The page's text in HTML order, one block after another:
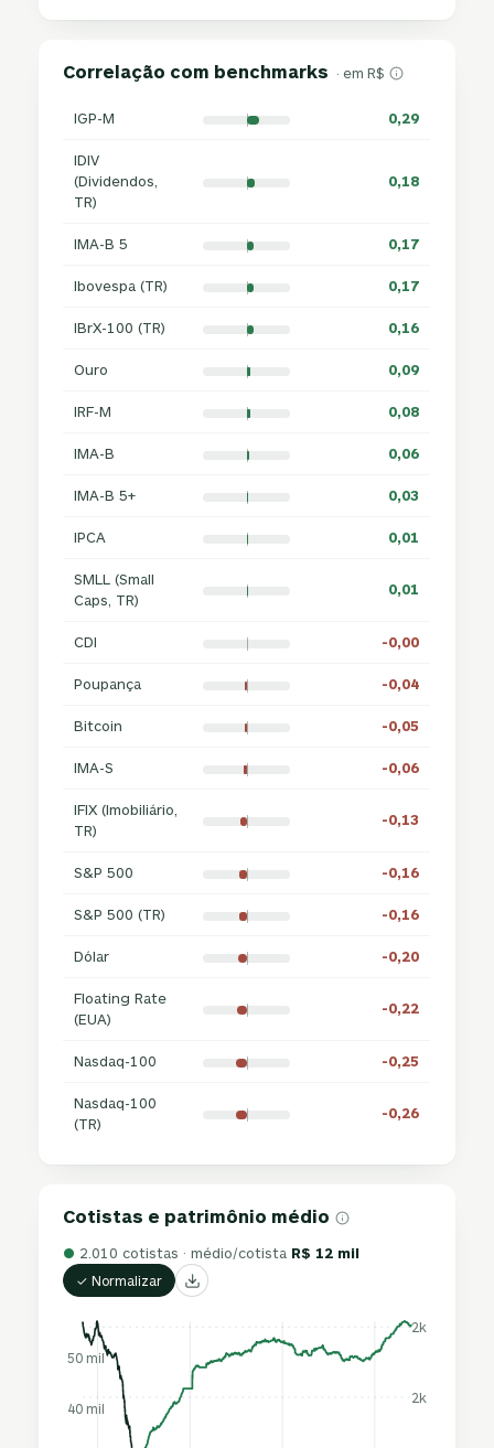
Correlação com benchmarks · em R$
IGP-M 0,29
IDIV
(Dividendos,
TR)
0,18
IMA-B 5 0,17
Ibovespa (TR) 0,17
IBrX-100 (TR) 0,16
Ouro 0,09
IRF-M 0,08
IMA-B 0,06
IMA-B 5+ 0,03
IPCA 0,01
SMLL (Small
Caps, TR)
0,01
CDI -0,00
Poupança -0,04
Bitcoin -0,05
IMA-S -0,06
IFIX (Imobiliário,
TR)
-0,13
S&P 500 -0,16
S&P 500 (TR) -0,16
Dólar -0,20
Floating Rate
(EUA)
-0,22
Nasdaq-100 -0,25
Nasdaq-100
(TR)
-0,26
Cotistas e patrimônio médio
● 2.010 cotistas · médio/cotista R$ 12 mil
✓ Normalizar
2k
2k
40 mil
50 mil